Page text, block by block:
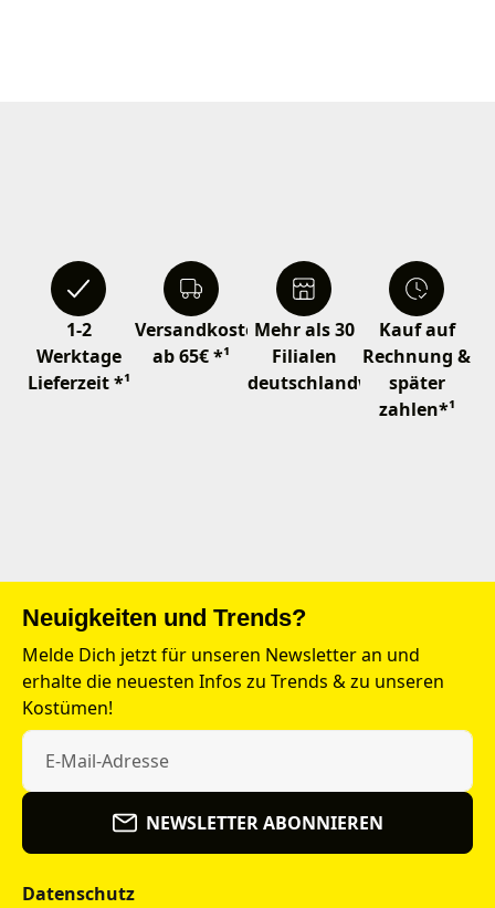
1-2
Werktage
Lieferzeit *¹
Versandkostenfrei
ab 65€ *¹
Mehr als 30
Filialen
deutschlandweit
Kauf auf
Rechnung &
später
zahlen*¹
Neuigkeiten und Trends?
Melde Dich jetzt für unseren Newsletter an und
erhalte die neuesten Infos zu Trends & zu unseren
Kostümen!
NEWSLETTER ABONNIEREN
Datenschutz